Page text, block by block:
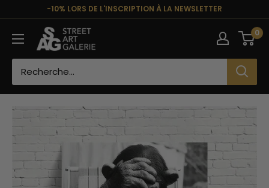
contenu
-10% LORS DE L'INSCRIPTION À LA NEWSLETTER
Street
Art
0